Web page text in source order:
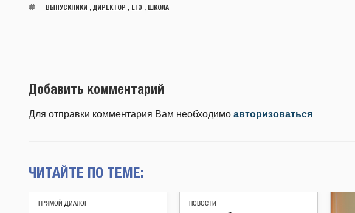
ВЫПУСКНИКИ , ДИРЕКТОР , ЕГЭ , ШКОЛА
Добавить комментарий
Для отправки комментария Вам необходимо авторизоваться
ЧИТАЙТЕ ПО ТЕМЕ:
ПРЯМОЙ ДИАЛОГ НОВОСТИ